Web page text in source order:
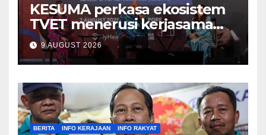
KESUMA perkasa ekosistem
TVET menerusi kerjasama
ADTEC-ITE Singapura –
Ramanan
9 AUGUST 2026
BERITA INFO KERAJAAN INFO RAKYAT